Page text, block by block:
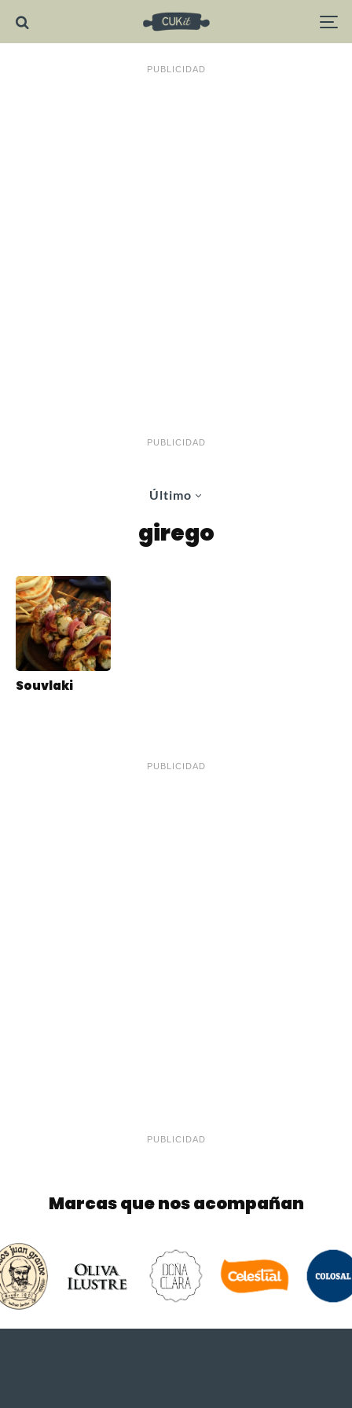
PUBLICIDAD
PUBLICIDAD
Último
girego
Souvlaki
PUBLICIDAD
PUBLICIDAD
Marcas que nos acompañan